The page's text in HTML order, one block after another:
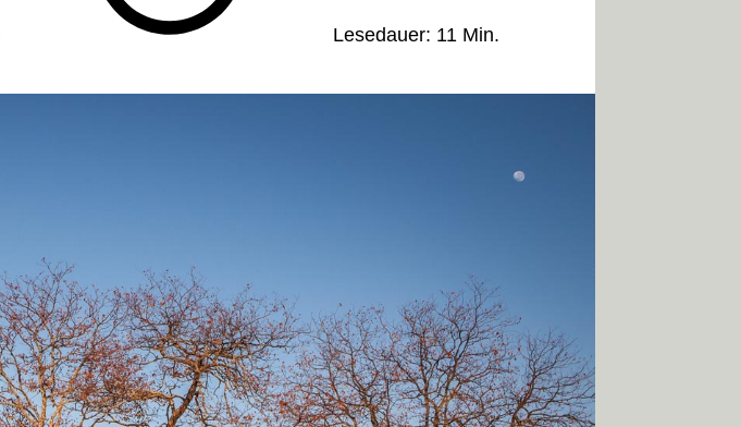
Lesedauer: 11 Min.